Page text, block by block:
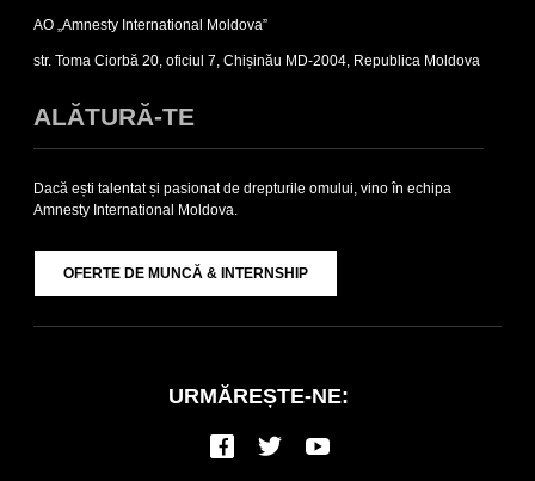
Contacte
sub-
list
AO „Amnesty International Moldova”
str. Toma Ciorbă 20, oficiul 7, Chișinău MD-2004, Republica Moldova
ALĂTURĂ-TE
Dacă ești talentat și pasionat de drepturile omului, vino în echipa
Amnesty International Moldova.
OFERTE DE MUNCĂ & INTERNSHIP
URMĂREȘTE-NE: